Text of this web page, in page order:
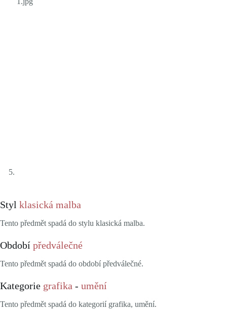
Styl klasická malba
Tento předmět spadá do stylu klasická malba.
Období předválečné
Tento předmět spadá do období předválečné.
Kategorie grafika - umění
Tento předmět spadá do kategorií grafika, umění.